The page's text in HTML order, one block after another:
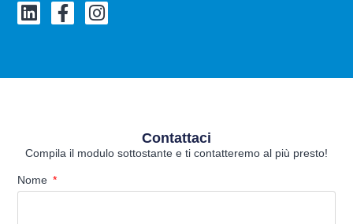
Contattaci
Compila il modulo sottostante e ti contatteremo al più presto!
Nome